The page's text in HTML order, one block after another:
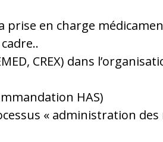
prise en charge
CREX) dans
HAS)
« administration